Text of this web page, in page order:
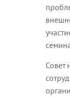
Совет